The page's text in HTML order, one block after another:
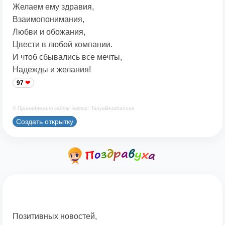
Желаем ему здравия,
Взаимопонимания,
Любви и обожания,
Цвести в любой компании.
И чтоб сбывались все мечты,
Надежды и желания!
97
© Принадлежит сайту. Автор: TanyaBezzhanova
Создать открытку
Позитивных новостей,